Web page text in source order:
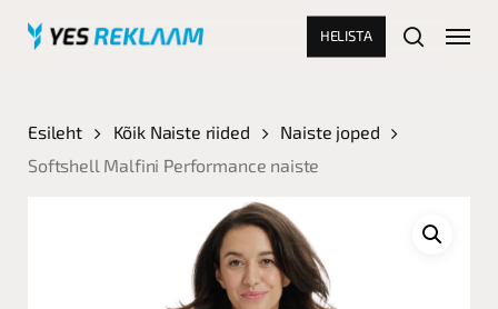
HELISTA
search
Menu
Esileht Kõik Naiste riided
Naiste joped
Softshell Malfini Performance naiste